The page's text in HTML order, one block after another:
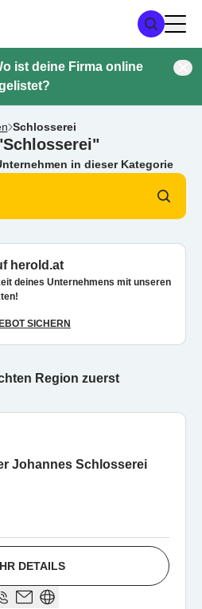
ist deine Firma online
Schlosserei
in dieser Kategorie
herold.at
deines Unternehmens mit unseren
SICHERN
Region zuerst
Johannes Schlosserei
DETAILS